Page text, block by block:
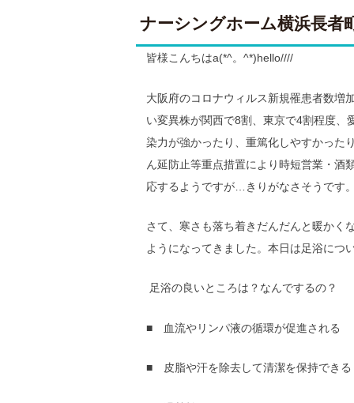
ナーシングホーム横浜長者
皆様こんちはa(*^。^*)hello////
大阪府のコロナウィルス新規罹患者数増
い変異株が関西で8割、東京で4割程度、
染力が強かったり、重篤化しやすかった
ん延防止等重点措置により時短営業・酒
応するようですが…きりがなさそうです
さて、寒さも落ち着きだんだんと暖かく
ようになってきました。本日は足浴につ
足浴の良いところは？なんでするの？
■ 血流やリンパ液の循環が促進される
■ 皮脂や汗を除去して清潔を保持できる